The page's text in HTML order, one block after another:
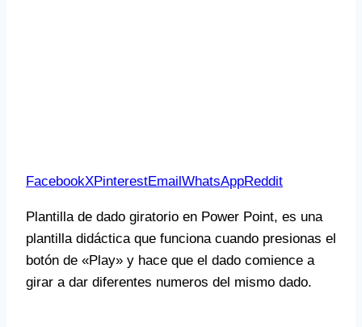
FacebookXPinterestEmailWhatsAppReddit
Plantilla de dado giratorio en Power Point, es una
plantilla didáctica que funciona cuando presionas el
botón de «Play» y hace que el dado comience a
girar a dar diferentes numeros del mismo dado.